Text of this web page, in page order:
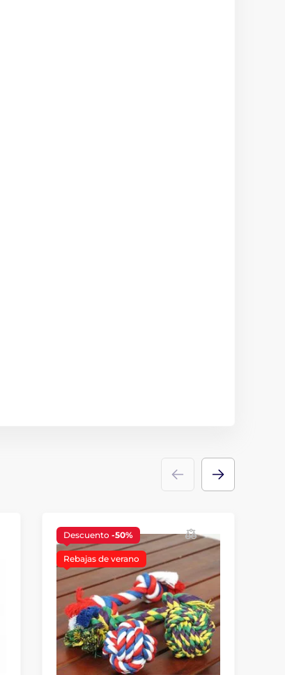
Descuento -50%
Rebajas de verano